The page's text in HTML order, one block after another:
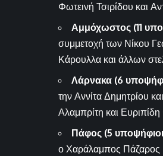
Φωτεινή Τσιρίδου και
Αμμόχωστος (11
συμμετοχή των Νίκου
Κάρουλλα και άλλων
Λάρνακα (6
την Αννίτα Δημητρίου
Αλαμπρίτη και
Πάφος (5
ο Χαράλαμπος Πάζαρος